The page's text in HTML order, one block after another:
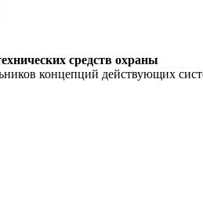
средств охраны
действующих систем